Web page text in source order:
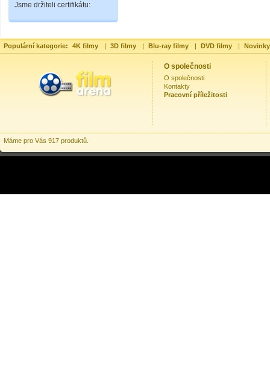
Jsme držiteli certifikátu:
Populární kategorie: 4K filmy | 3D filmy | Blu-ray filmy | DVD filmy |
O společnosti
O společnosti
Kontakty
Pracovní příležitosti
Máme pro Vás 917 produktů.